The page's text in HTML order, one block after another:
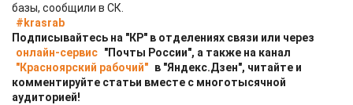
базы, сообщили в СК.
#krasrab
Подписывайтесь на "КР" в отделениях связи или через
онлайн-сервис "Почты России", а также на канал
"Красноярский рабочий" в "Яндекс.Дзен", читайте и
комментируйте статьи вместе с многотысячной
аудиторией!